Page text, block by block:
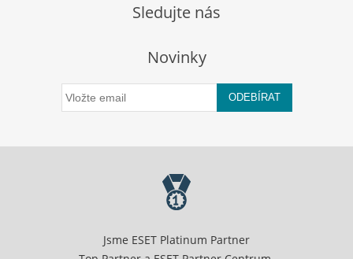
Sledujte nás
Novinky
ODEBÍRAT
Jsme ESET Platinum Partner